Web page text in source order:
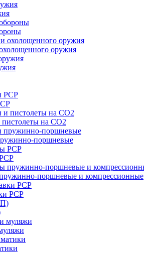
оружия
на CO2
поршневые
поршневые и компрессионные
PCP